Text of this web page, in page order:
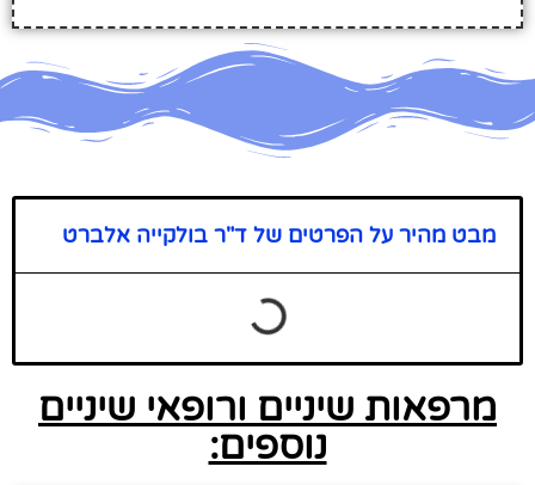
מבט מהיר על הפרטים של ד"ר בולקייה אלברט
מרפאות שיניים ורופאי שיניים
נוספים: